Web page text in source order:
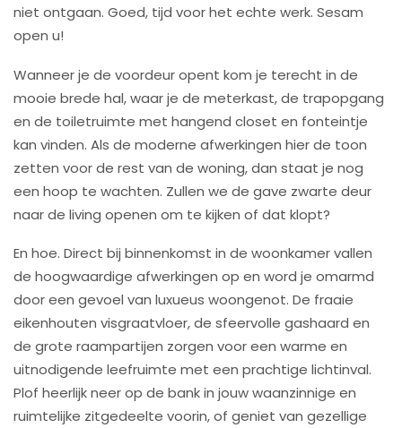
niet ontgaan. Goed, tijd voor het echte werk. Sesam
open u!
Wanneer je de voordeur opent kom je terecht in de
mooie brede hal, waar je de meterkast, de trapopgang
en de toiletruimte met hangend closet en fonteintje
kan vinden. Als de moderne afwerkingen hier de toon
zetten voor de rest van de woning, dan staat je nog
een hoop te wachten. Zullen we de gave zwarte deur
naar de living openen om te kijken of dat klopt?
En hoe. Direct bij binnenkomst in de woonkamer vallen
de hoogwaardige afwerkingen op en word je omarmd
door een gevoel van luxueus woongenot. De fraaie
eikenhouten visgraatvloer, de sfeervolle gashaard en
de grote raampartijen zorgen voor een warme en
uitnodigende leefruimte met een prachtige lichtinval.
Plof heerlijk neer op de bank in jouw waanzinnige en
ruimtelijke zitgedeelte voorin, of geniet van gezellige